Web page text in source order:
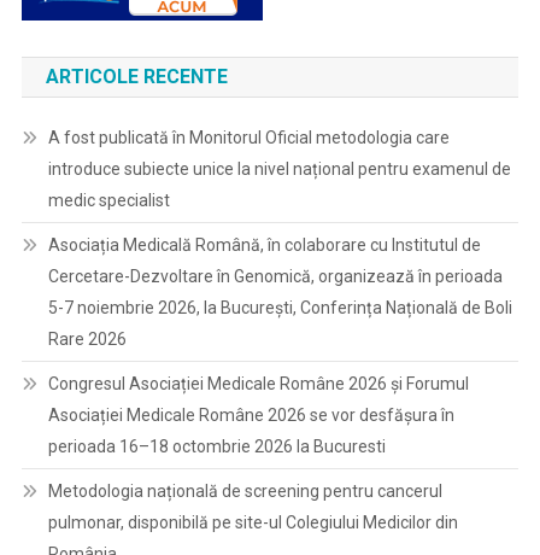
ARTICOLE RECENTE
A fost publicată în Monitorul Oficial metodologia care
introduce subiecte unice la nivel național pentru examenul de
medic specialist
Asociația Medicală Română, în colaborare cu Institutul de
Cercetare-Dezvoltare în Genomică, organizează în perioada
5-7 noiembrie 2026, la București, Conferința Națională de Boli
Rare 2026
Congresul Asociației Medicale Române 2026 și Forumul
Asociației Medicale Române 2026 se vor desfășura în
perioada 16–18 octombrie 2026 la Bucuresti
Metodologia națională de screening pentru cancerul
pulmonar, disponibilă pe site-ul Colegiului Medicilor din